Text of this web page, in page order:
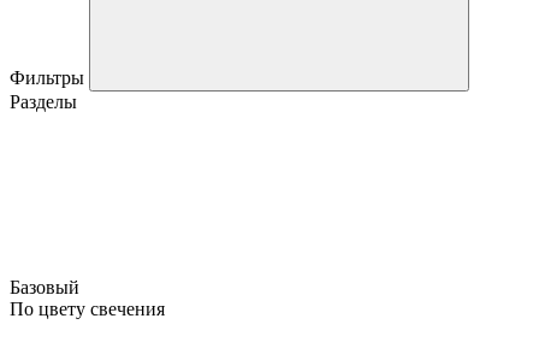
Фильтры
Разделы
Базовый
По цвету свечения